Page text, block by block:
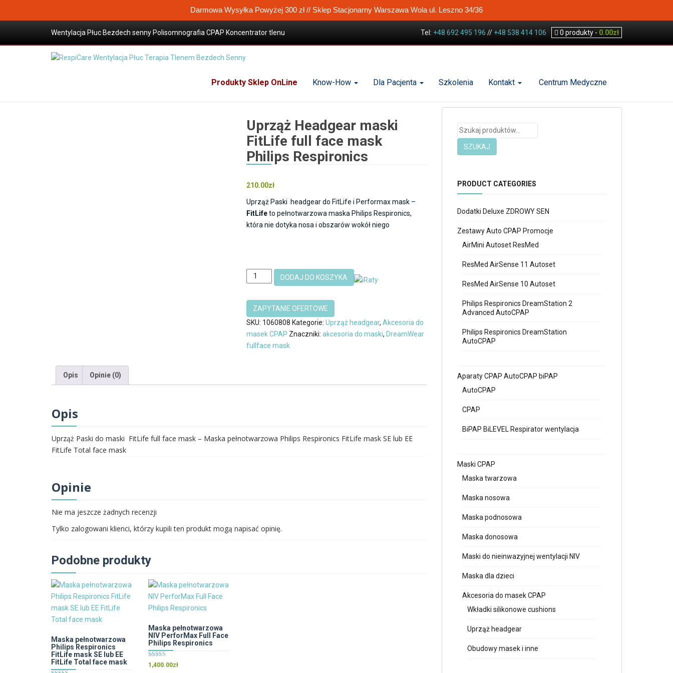
Darmowa Wysyłka Powyżej 300 zł // Sklep Stacjonarny Warszawa Wola ul. Leszno 34/36
Wentylacja Płuc Bezdech senny Polisomnografia CPAP Koncentrator tlenu
Wysokoprzepływowa terapia tlenem
Sklep / Produkty
Maski CPAP
Akcesoria do masek CPAP
Tel: +48 692 495 196 // +48 538 414 106 0 produkty - 0.00zł
Produkty Sklep OnLine Know-How Dla Pacjenta Szkolenia Kontakt Centrum Medyczne
Uprząż Headgear maski
FitLife full face mask
Philips Respironics
210.00zł
Uprząż Paski headgear do FitLife i Performax mask –
FitLifeto pełnotwarzowa maska Philips Respironics,
która nie dotyka nosa i obszarów wokół niego
ilość
Uprząż
maski
FitLife
full
face
DODAJ DO KOSZYKA
SKU: 1060808 Kategorie: Uprząż headgear, Akcesoria do
masek CPAP Znaczniki: akcesoria do maski, DreamWear
fullface mask
Opis Opinie (0)
Opis
Uprząż Paski do maski FitLife full face mask – Maska pełnotwarzowa Philips Respironics FitLife mask SE lub EE
FitLife Total face mask
Opinie
Nie ma jeszcze żadnych recenzji
Tylko zalogowani klienci, którzy kupili ten produkt mogą napisać opinię.
Podobne produkty
Maska pełnotwarzowa
Philips Respironics
FitLife mask SE lub EE
FitLife Total face mask
Maska pełnotwarzowa
NIV PerforMax Full Face
Philips Respironics
Oceniono
5.00
1,400.00zł
Szukaj:
SZUKAJ
PRODUCT CATEGORIES
Dodatki Deluxe ZDROWY SEN
Zestawy Auto CPAP Promocje
AirMini Autoset ResMed
ResMed AirSense 11 Autoset
ResMed AirSense 10 Autoset
Philips Respironics DreamStation 2
Advanced AutoCPAP
Philips Respironics DreamStation
AutoCPAP
Aparaty CPAP AutoCPAP biPAP
AutoCPAP
CPAP
BiPAP BiLEVEL Respirator wentylacja
Maski CPAP
Maska twarzowa
Maska nosowa
Maska podnosowa
Maska donosowa
Maski do nieinwazyjnej wentylacji NIV
Maska dla dzieci
Akcesoria do masek CPAP
Wkładki silikonowe cushions
Uprząż headgear
Obudowy masek i inne